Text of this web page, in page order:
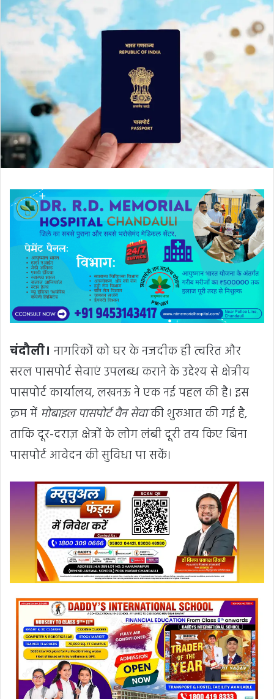
चंदौली। नागरिकों को घर के नजदीक ही त्वरित और
सरल पासपोर्ट सेवाएं उपलब्ध कराने के उद्देश्य से क्षेत्रीय
पासपोर्ट कार्यालय, लखनऊ ने एक नई पहल की है। इस
क्रम में मोबाइल पासपोर्ट वैन सेवाकी शुरुआत की गई है,
ताकि दूर-दराज़ क्षेत्रों के लोग लंबी दूरी तय किए बिना
पासपोर्ट आवेदन की सुविधा पा सकें।